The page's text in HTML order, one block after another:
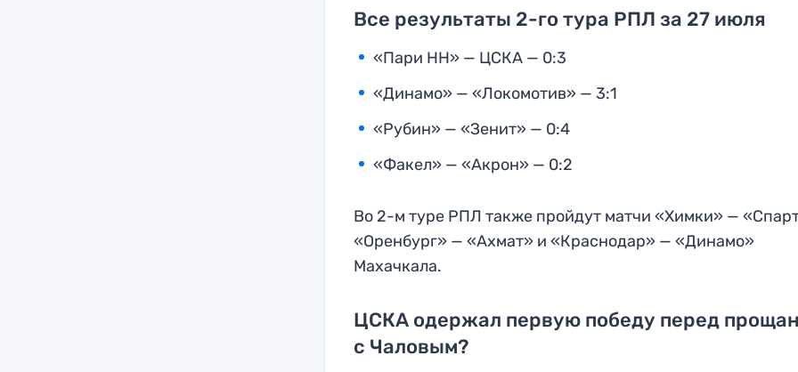
Все результаты 2-го тура РПЛ за 27 июля
«Пари НН» — ЦСКА — 0:3
«Динамо» — «Локомотив» — 3:1
«Рубин» — «Зенит» — 0:4
«Факел» — «Акрон» — 0:2
Во 2-м туре РПЛ также пройдут матчи «Химки» —
«Оренбург» — «Ахмат» и «Краснодар» — «Динамо»
Махачкала.
ЦСКА одержал первую победу перед
с Чаловым?